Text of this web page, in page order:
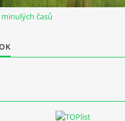
723 967 851
© 2026 eStránky.cz |RSS
časů